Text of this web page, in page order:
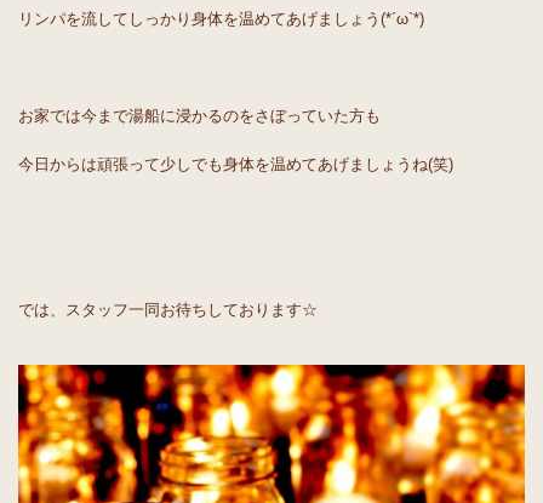
リンパを流してしっかり身体を温めてあげましょう(*´ω`*)
お家では今まで湯船に浸かるのをさぼっていた方も
今日からは頑張って少しでも身体を温めてあげましょうね(笑)
では、スタッフ一同お待ちしております☆